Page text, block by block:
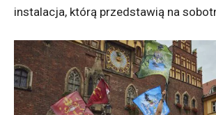
instalacja, którą przedstawią na